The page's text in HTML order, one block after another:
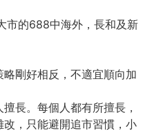
市的688中海外，長和及新
剛好相反，不適宜順向加
長。每個人都有所擅長，
，只能避開追市習慣，小